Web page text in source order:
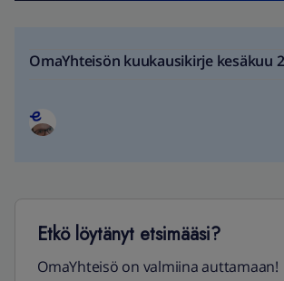
OmaYhteisön kuukausikirje kesäkuu
Etkö löytänyt etsimääsi?
OmaYhteisö on valmiina auttamaan!